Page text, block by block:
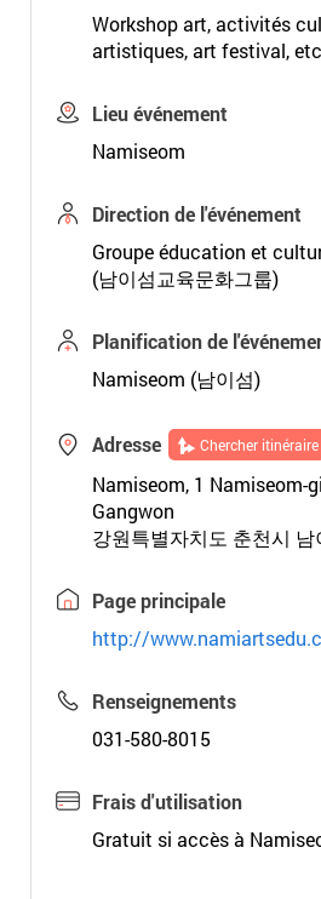
Workshop art, activités
artistiques, art festival, etc
Lieu événement
Namiseom
Direction de l'événement
Groupe éducation et
(남이섬교육문화그룹)
Planification de
Namiseom (남이섬)
Adresse Chercher itinéraire
Namiseom, 1 Namiseom-
Gangwon
강원특별자치도 춘천시 남
Page principale
http://
Renseignements
031-580-8015
Frais d'utilisation
Gratuit si accès à